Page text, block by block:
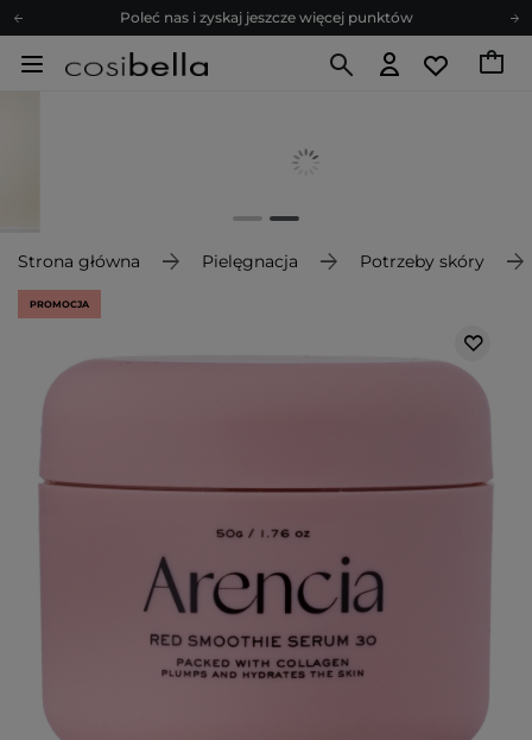
Poleć nas i zyskaj jeszcze więcej punktów
Zapisz się na newsletter pełen porad
Poleć nas i zyskaj jeszcze więcej punktów
Strona główna Pielęgnacja Potrzeby skóry
PROMOCJA